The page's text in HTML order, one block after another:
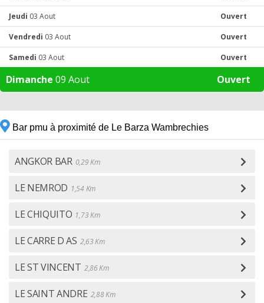
Jeudi 03 Aout Ouvert
Vendredi 03 Aout Ouvert
Samedi 03 Aout Ouvert
Dimanche 09 Aout Ouvert
Bar pmu à proximité de Le Barza Wambrechies
ANGKOR BAR 0,29 Km
LE NEMROD 1,54 Km
LE CHIQUITO 1,73 Km
LE CARRE D AS 2,63 Km
LE ST VINCENT 2,86 Km
LE SAINT ANDRE 2,88 Km